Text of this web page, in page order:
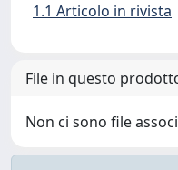
1.1 Articolo in rivista
File in questo
Non ci sono file